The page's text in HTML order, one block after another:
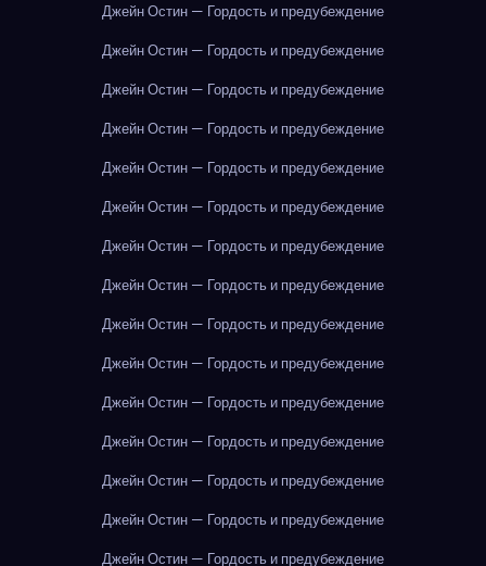
Джейн Остин — Гордость и предубеждение
Джейн Остин — Гордость и предубеждение
Джейн Остин — Гордость и предубеждение
Джейн Остин — Гордость и предубеждение
Джейн Остин — Гордость и предубеждение
Джейн Остин — Гордость и предубеждение
Джейн Остин — Гордость и предубеждение
Джейн Остин — Гордость и предубеждение
Джейн Остин — Гордость и предубеждение
Джейн Остин — Гордость и предубеждение
Джейн Остин — Гордость и предубеждение
Джейн Остин — Гордость и предубеждение
Джейн Остин — Гордость и предубеждение
Джейн Остин — Гордость и предубеждение
Джейн Остин — Гордость и предубеждение